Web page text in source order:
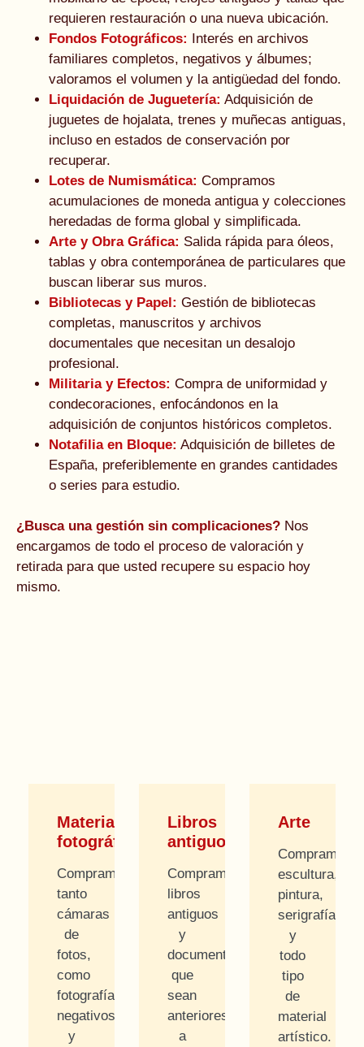
requieren restauración o una nueva ubicación.
Fondos Fotográficos: Interés en archivos
familiares completos, negativos y álbumes;
valoramos el volumen y la antigüedad del fondo.
Liquidación de Juguetería: Adquisición de
juguetes de hojalata, trenes y muñecas antiguas,
incluso en estados de conservación por
recuperar.
Lotes de Numismática: Compramos
acumulaciones de moneda antigua y colecciones
heredadas de forma global y simplificada.
Arte y Obra Gráfica: Salida rápida para óleos,
tablas y obra contemporánea de particulares que
buscan liberar sus muros.
Bibliotecas y Papel: Gestión de bibliotecas
completas, manuscritos y archivos
documentales que necesitan un desalojo
profesional.
Militaria y Efectos: Compra de uniformidad y
condecoraciones, enfocándonos en la
adquisición de conjuntos históricos completos.
Notafilia en Bloque: Adquisición de billetes de
España, preferiblemente en grandes cantidades
o series para estudio.
¿Busca una gestión sin complicaciones? Nos
encargamos de todo el proceso de valoración y
retirada para que usted recupere su espacio hoy
mismo.
Material
fotográfico
Compramos
tanto
cámaras
de
fotos,
como
fotografías,
negativos
y
Libros
antiguos
Compramos
libros
antiguos
y
documentos
que
sean
anteriores
a
Arte
Compramos
escultura,
pintura,
serigrafías
y
todo
tipo
de
material
artístico.